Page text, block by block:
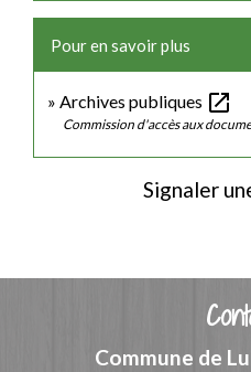
Pour en savoir plus
Archives publiques open_in_new
Commission d'accès aux
Signaler
Commune de